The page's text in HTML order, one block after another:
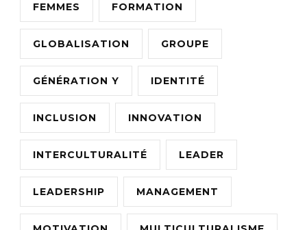
FEMMES FORMATION
GLOBALISATION GROUPE
GÉNÉRATION Y IDENTITÉ
INCLUSION INNOVATION
INTERCULTURALITÉ LEADER
LEADERSHIP MANAGEMENT